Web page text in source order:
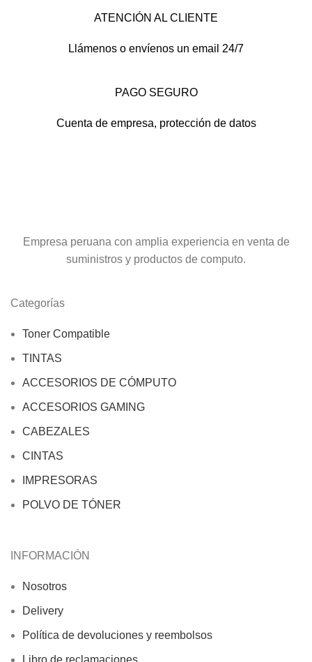
ATENCIÓN AL CLIENTE
Llámenos o envíenos un email 24/7
PAGO SEGURO
Cuenta de empresa, protección de datos
Empresa peruana con amplia experiencia en venta de
suministros y productos de computo.
Categorías
Toner Compatible
TINTAS
ACCESORIOS DE CÓMPUTO
ACCESORIOS GAMING
CABEZALES
CINTAS
IMPRESORAS
POLVO DE TÓNER
INFORMACIÓN
Nosotros
Delivery
Política de devoluciones y reembolsos
Libro de reclamaciones